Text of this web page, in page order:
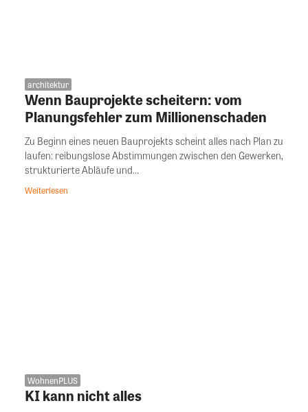
architektur
Wenn Bauprojekte scheitern: vom
Planungsfehler zum Millionenschaden
Zu Beginn eines neuen Bauprojekts scheint alles nach Plan zu
laufen: reibungslose Abstimmungen zwischen den Gewerken,
strukturierte Abläufe und...
Weiterlesen
WohnenPLUS
KI kann nicht alles